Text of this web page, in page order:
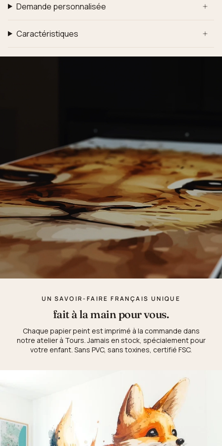
Demande personnalisée
Caractéristiques
UN SAVOIR-FAIRE FRANÇAIS UNIQUE
fait à la main pour vous.
Chaque papier peint est imprimé à la commande dans
notre atelier à Tours. Jamais en stock, spécialement pour
votre enfant. Sans PVC, sans toxines, certifié FSC.